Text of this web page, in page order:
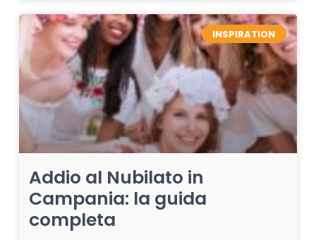
INSPIRATION
Addio al Nubilato in
Campania: la guida
completa